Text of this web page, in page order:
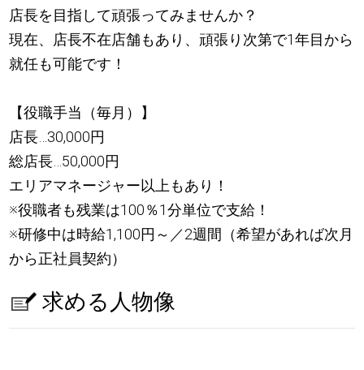
店長を目指して頑張ってみませんか？
現在、店長不在店舗もあり、頑張り次第で1年目から
就任も可能です！
【役職手当（毎月）】
店長…30,000円
総店長…50,000円
エリアマネージャー以上もあり！
※役職者も残業は100％1分単位で支給！
※研修中は時給1,100円～／2週間（希望があれば次月
から正社員契約）
求める人物像